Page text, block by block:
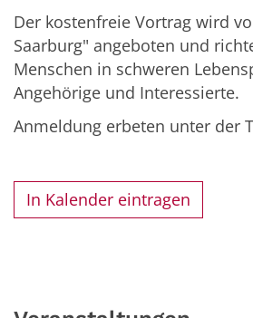
Der kostenfreie Vortrag wird
Saarburg" angeboten und
Menschen in schweren
Angehörige und Interessierte.
Anmeldung erbeten unter der
In Kalender eintragen